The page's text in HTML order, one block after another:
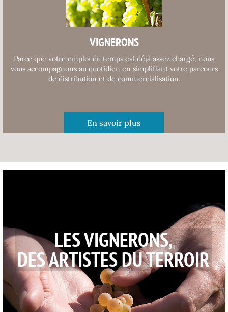
VIGNERONS
Parce que votre emploi du temps est déjà assez chargé, nous
vous accompagnons au quotidien en simplifiant votre parcours
de distribution et de commercialisation.
En savoir plus
LES VIGNERONS,
DES ARTISTES DU TERROIR